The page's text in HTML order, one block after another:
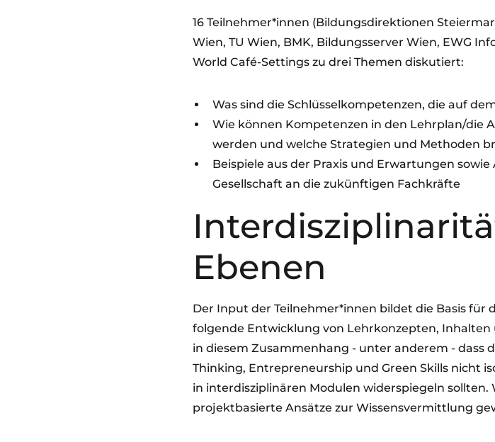
16 Teilnehmer*innen (Bildungsdirektionen
Wien, TU Wien, BMK, Bildungsserver Wien, EWG
World Café-Settings zu drei Themen diskutiert:
Was sind die Schlüsselkompetenzen, die auf
Wie können Kompetenzen in den Lehrplan/die
werden und welche Strategien und Methoden
Beispiele aus der Praxis und Erwartungen
Gesellschaft an die zukünftigen Fachkräfte
Ebenen
Der Input der Teilnehmer*innen bildet die Basis für
folgende Entwicklung von Lehrkonzepten,
in diesem Zusammenhang - unter anderem - dass
Thinking, Entrepreneurship und Green Skills nicht
in interdisziplinären Modulen widerspiegeln sollten.
projektbasierte Ansätze zur Wissensvermittlung